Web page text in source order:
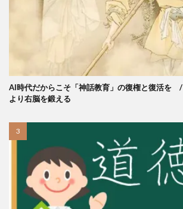
AI時代だからこそ「神話教育」の復権と復活を
より右脳を鍛える